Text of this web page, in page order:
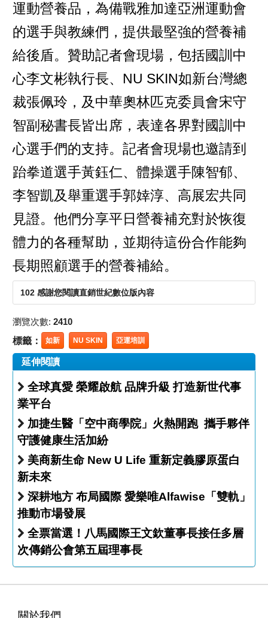
運動營養品，為備戰雅加達亞洲運動會
的選手與教練們，提供最堅強的營養補
給後盾。贊助記者會現場，包括國訓中
心李文彬執行長、NU SKIN如新台灣總
裁張佩玲，及中華奧林匹克委員會宋守
智副秘書長皆出席，表達各界對國訓中
心選手們的支持。記者會現場也邀請到
跆拳道選手黃鈺仁、體操選手陳智郁、
李智凱及舉重選手郭婞淳、高展宏共同
見證。他們分享平日營養補充對於恢復
體力的各種幫助，並期待這份合作能夠
長期照顧選手的營養補給。
102 感謝您閱讀直銷世紀數位版內容
瀏覽次數: 2410
標籤： 如新 NU SKIN 亞運培訓
延伸閱讀
全球真愛 榮耀啟航 品牌升級 打造新世代事
業平台
加捷生醫「空中商學院」火熱開跑 攜手夥伴
守護健康生活加紛
美商新生命 New U Life 重新定義膠原蛋白
新未來
深耕地方 布局國際 愛樂唯Alfawise「雙軌」
推動市場發展
全票當選！八馬國際王文欽董事長接任多層
次傳銷公會第五屆理事長
關於我們